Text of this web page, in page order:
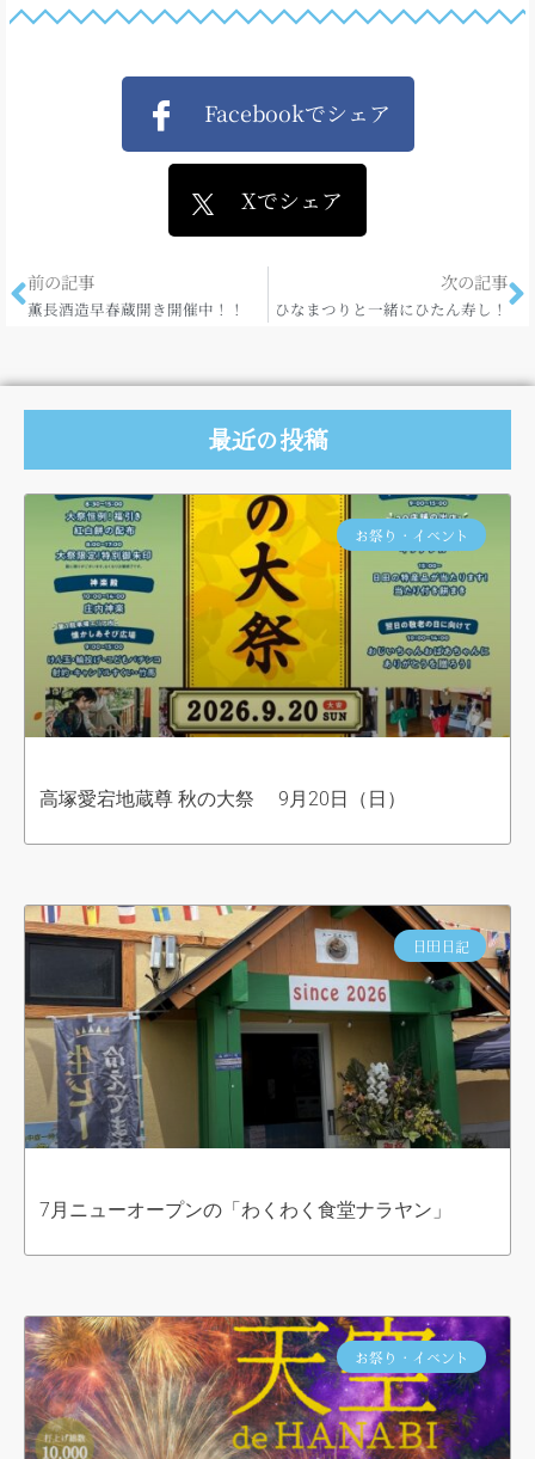
Facebookでシェア
Xでシェア
前の記事
薫長酒造早春蔵開き開催中！！
次の記事
ひなまつりと一緒にひたん寿し！
最近の投稿
お祭り・イベント
高塚愛宕地蔵尊 秋の大祭 9月20日（日）
日田日記
7月ニューオープンの「わくわく食堂ナラヤン」
お祭り・イベント